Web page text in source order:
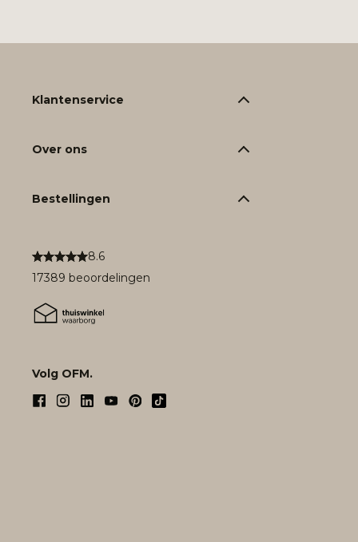
8.6
17389 beoordelingen
Volg OFM.
Klantenservice
Over ons
Bestellingen